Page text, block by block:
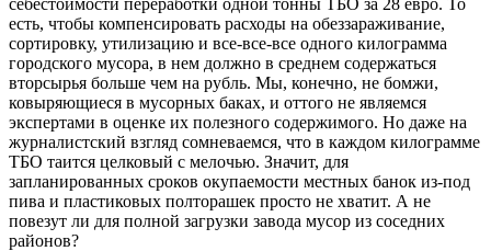
есть, чтобы компенсировать расходы на обеззараживание,
сортировку, утилизацию и все-все-все одного килограмма
городского мусора, в нем должно в среднем содержаться
вторсырья больше чем на рубль. Мы, конечно, не бомжи,
ковыряющиеся в мусорных баках, и оттого не являемся
экспертами в оценке их полезного содержимого. Но даже на
журналистский взгляд сомневаемся, что в каждом килограмме
ТБО таится целковый с мелочью. Значит, для
запланированных сроков окупаемости местных банок из-под
пива и пластиковых полторашек просто не хватит. А не
повезут ли для полной загрузки завода мусор из соседних
районов?